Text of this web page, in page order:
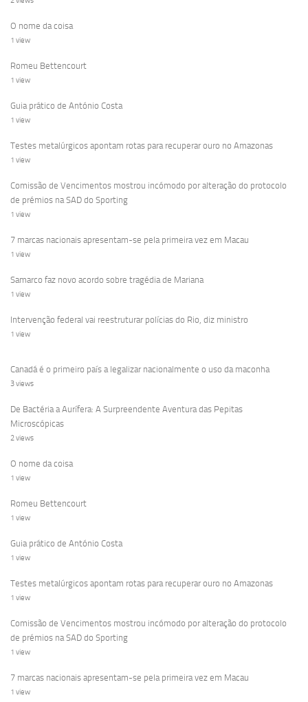
O nome da coisa
1 view
Romeu Bettencourt
1 view
Guia prático de António Costa
1 view
Testes metalúrgicos apontam rotas para recuperar ouro no Amazonas
1 view
Comissão de Vencimentos mostrou incómodo por alteração do protocolo
de prémios na SAD do Sporting
1 view
7 marcas nacionais apresentam-se pela primeira vez em Macau
1 view
Samarco faz novo acordo sobre tragédia de Mariana
1 view
Intervenção federal vai reestruturar polícias do Rio, diz ministro
1 view
Canadá é o primeiro país a legalizar nacionalmente o uso da maconha
3 views
De Bactéria a Aurífera: A Surpreendente Aventura das Pepitas
Microscópicas
2 views
O nome da coisa
1 view
Romeu Bettencourt
1 view
Guia prático de António Costa
1 view
Testes metalúrgicos apontam rotas para recuperar ouro no Amazonas
1 view
Comissão de Vencimentos mostrou incómodo por alteração do protocolo
de prémios na SAD do Sporting
1 view
7 marcas nacionais apresentam-se pela primeira vez em Macau
1 view